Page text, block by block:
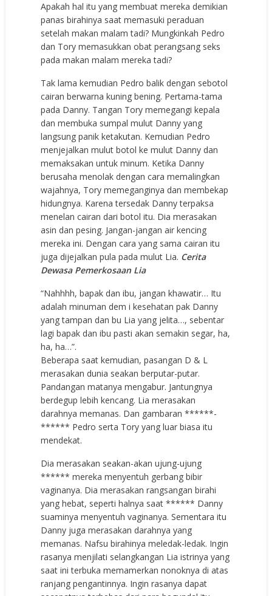
Apakah hal itu yang membuat mereka demikian
panas birahinya saat memasuki peraduan
setelah makan malam tadi? Mungkinkah Pedro
dan Tory memasukkan obat perangsang seks
pada makan malam mereka tadi?
Tak lama kemudian Pedro balik dengan sebotol
cairan berwarna kuning bening. Pertama-tama
pada Danny. Tangan Tory memegangi kepala
dan membuka sumpal mulut Danny yang
langsung panik ketakutan. Kemudian Pedro
menjejalkan mulut botol ke mulut Danny dan
memaksakan untuk minum. Ketika Danny
berusaha menolak dengan cara memalingkan
wajahnya, Tory memeganginya dan membekap
hidungnya. Karena tersedak Danny terpaksa
menelan cairan dari botol itu. Dia merasakan
asin dan pesing. Jangan-jangan air kencing
mereka ini. Dengan cara yang sama cairan itu
juga dijejalkan pula pada mulut Lia. Cerita
Dewasa Pemerkosaan Lia
“Nahhhh, bapak dan ibu, jangan khawatir… Itu
adalah minuman dem i kesehatan pak Danny
yang tampan dan bu Lia yang jelita…, sebentar
lagi bapak dan ibu pasti akan semakin segar, ha,
ha, ha…”.
Beberapa saat kemudian, pasangan D & L
merasakan dunia seakan berputar-putar.
Pandangan matanya mengabur. Jantungnya
berdegup lebih kencang. Lia merasakan
darahnya memanas. Dan gambaran ******-
****** Pedro serta Tory yang luar biasa itu
mendekat.
Dia merasakan seakan-akan ujung-ujung
****** mereka menyentuh gerbang bibir
vaginanya. Dia merasakan rangsangan birahi
yang hebat, seperti halnya saat ****** Danny
suaminya menyentuh vaginanya. Sementara itu
Danny juga merasakan darahnya yang
memanas. Nafsu birahinya meledak-ledak. Ingin
rasanya menjilati selangkangan Lia istrinya yang
saat ini terbuka memamerkan nonoknya di atas
ranjang pengantinnya. Ingin rasanya dapat